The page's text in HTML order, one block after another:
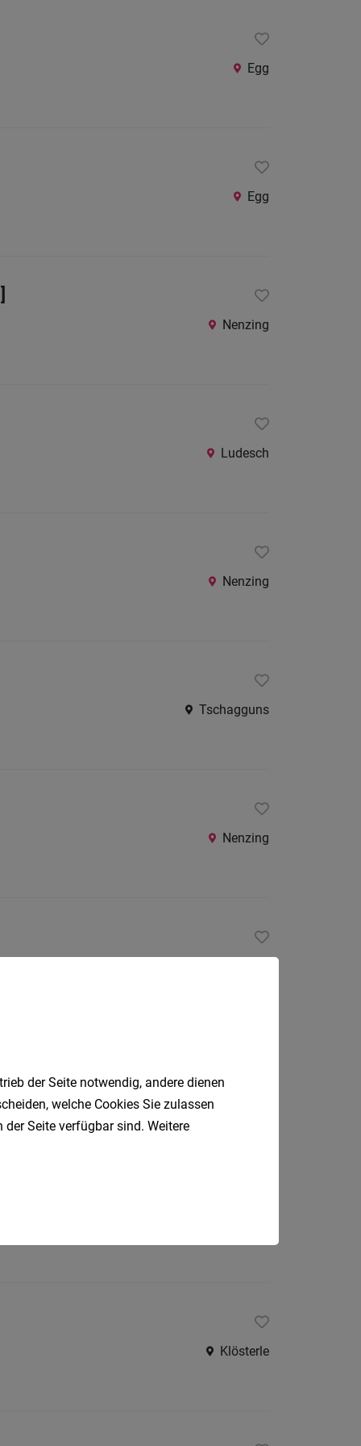
Egg
Egg
Nenzing
Ludesch
Nenzing
Tschagguns
Nenzing
Klösterle
der Seite notwendig, andere dienen
welche Cookies Sie zulassen
Seite verfügbar sind. Weitere